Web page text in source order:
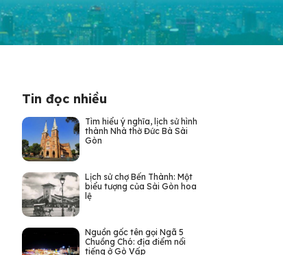
Tin đọc nhiều
Tìm hiểu ý nghĩa, lịch sử hình
thành Nhà thờ Đức Bà Sài
Gòn
Lịch sử chợ Bến Thành: Một
biểu tượng của Sài Gòn hoa
lệ
Nguồn gốc tên gọi Ngã 5
Chuồng Chó: địa điểm nổi
tiếng ở Gò Vấp